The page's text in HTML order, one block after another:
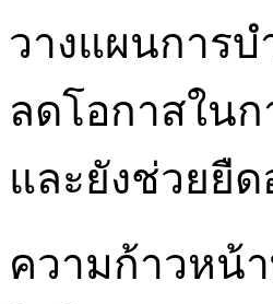
วางแผนการ
ลดโอกาสใน
และยังช่วยยืด
ความก้าวหน้